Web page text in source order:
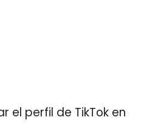
el perfil de TikTok en